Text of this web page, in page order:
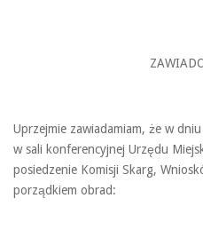
Uprzejmie zawiadamiam, że w
w sali konferencyjnej Urzędu
posiedzenie Komisji Skarg,
porządkiem obrad: